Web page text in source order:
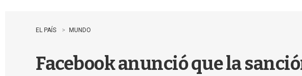
EL PAÍS MUNDO
Facebook anunció que la